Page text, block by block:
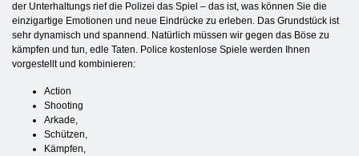
der Unterhaltungs rief die Polizei das Spiel – das ist, was können Sie die
einzigartige Emotionen und neue Eindrücke zu erleben. Das Grundstück ist
sehr dynamisch und spannend. Natürlich müssen wir gegen das Böse zu
kämpfen und tun, edle Taten. Police kostenlose Spiele werden Ihnen
vorgestellt und kombinieren:
Action
Shooting
Arkade,
Schützen,
Kämpfen,